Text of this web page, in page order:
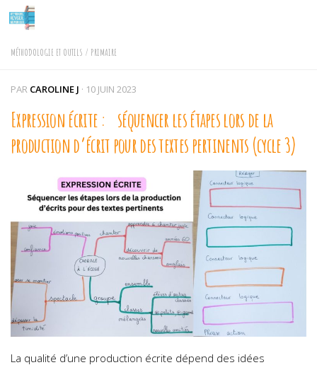
Skip to content
MÉTHODOLOGIE ET OUTILS / PRIMAIRE
PAR CAROLINE J · 10 JUIN 2023
Expression écrite : séquencer les étapes lors de la
production d’écrit pour des textes pertinents (cycle 3)
La qualité d’une production écrite dépend des idées